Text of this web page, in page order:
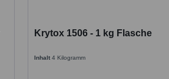
Krytox 1506 - 1 kg Flasche
Inhalt 4 Kilogramm